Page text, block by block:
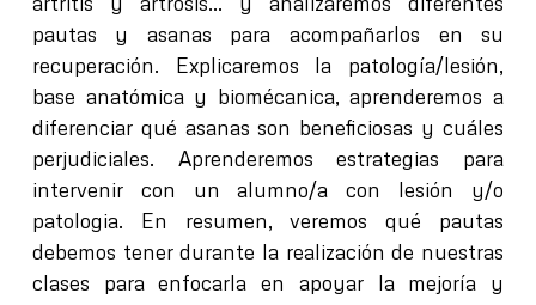
pautas y asanas para acompañarlos en su
recuperación. Explicaremos la patología/lesión,
base anatómica y biomécanica, aprenderemos a
diferenciar qué asanas son beneficiosas y cuáles
perjudiciales. Aprenderemos estrategias para
intervenir con un alumno/a con lesión y/o
patologia. En resumen, veremos qué pautas
debemos tener durante la realización de nuestras
clases para enfocarla en apoyar la mejoría y